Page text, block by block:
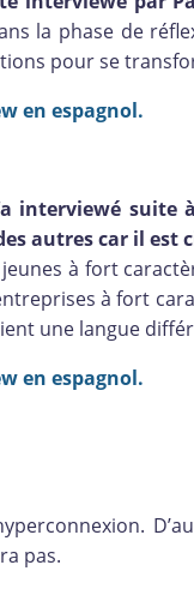
la phase de
pour se
en espagnol.
interviewé
autres car il est
à fort
à fort
une langue
en espagnol.
pas.